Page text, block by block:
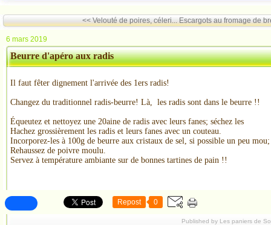
<< Velouté de poires, céleri... Escargots au fromage de
6 mars 2019
Beurre d'apéro aux radis
Il faut fêter dignement l'arrivée des 1ers radis!
Changez du traditionnel radis-beurre! Là, les radis sont dans le beurre !!
Équeutez et nettoyez une 20aine de radis avec leurs fanes; séchez les
Hachez grossièrement les radis et leurs fanes avec un couteau.
Incorporez-les à 100g de beurre aux cristaux de sel, si possible un peu
Rehaussez de poivre moulu.
Servez à température ambiante sur de bonnes tartines de pain !!
Repost 0
Published by Les paniers de